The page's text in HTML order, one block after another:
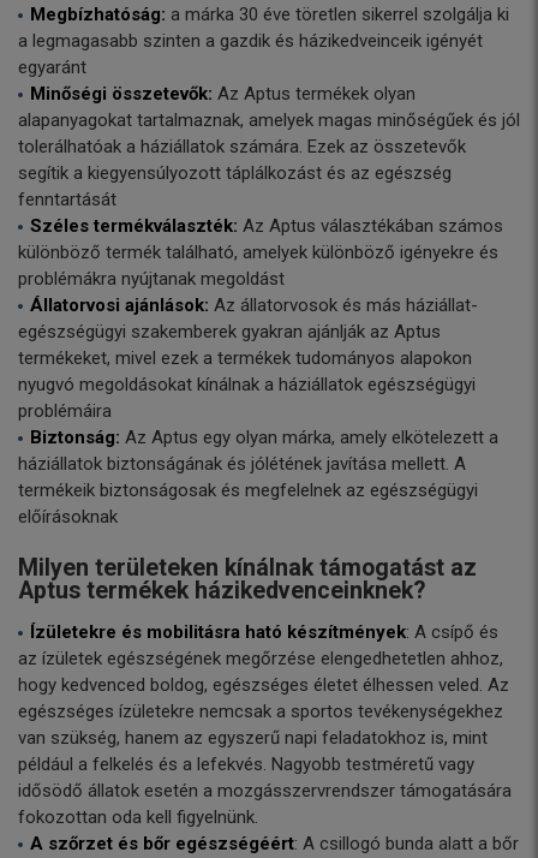
Megbízhatóság: a márka 30 éve töretlen sikerrel szolgálja ki
a legmagasabb szinten a gazdik és házikedveinceik igényét
egyaránt
Minőségi összetevők: Az Aptus termékek olyan
alapanyagokat tartalmaznak, amelyek magas minőségűek és jól
tolerálhatóak a háziállatok számára. Ezek az összetevők
segítik a kiegyensúlyozott táplálkozást és az egészség
fenntartását
Széles termékválaszték: Az Aptus választékában számos
különböző termék található, amelyek különböző igényekre és
problémákra nyújtanak megoldást
Állatorvosi ajánlások: Az állatorvosok és más háziállat-
egészségügyi szakemberek gyakran ajánlják az Aptus
termékeket, mivel ezek a termékek tudományos alapokon
nyugvó megoldásokat kínálnak a háziállatok egészségügyi
problémáira
Biztonság: Az Aptus egy olyan márka, amely elkötelezett a
háziállatok biztonságának és jólétének javítása mellett. A
termékeik biztonságosak és megfelelnek az egészségügyi
előírásoknak
Milyen területeken kínálnak támogatást az
Aptus termékek házikedvenceinknek?
Ízületekre és mobilitásra ható készítmények: A csípő és
az ízületek egészségének megőrzése elengedhetetlen ahhoz,
hogy kedvenced boldog, egészséges életet élhessen veled. Az
egészséges ízületekre nemcsak a sportos tevékenységekhez
van szükség, hanem az egyszerű napi feladatokhoz is, mint
például a felkelés és a lefekvés. Nagyobb testméretű vagy
idősödő állatok esetén a mozgásszervrendszer támogatására
fokozottan oda kell figyelnünk.
A szőrzet és bőr egészségéért: A csillogó bunda alatt a bőr